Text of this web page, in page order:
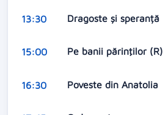
13:30 Dragoste și speranță
15:00 Pe banii părinţilor (R)
16:30 Poveste din Anatolia